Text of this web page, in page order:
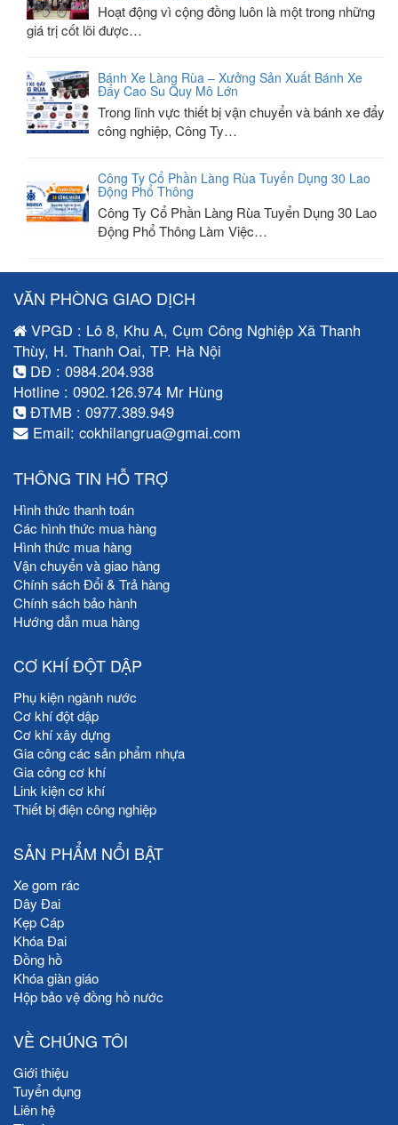
Hoạt động vì cộng đồng luôn là một trong những
giá trị cốt lõi được…
Bánh Xe Làng Rùa – Xưởng Sản Xuất Bánh Xe
Đẩy Cao Su Quy Mô Lớn
Trong lĩnh vực thiết bị vận chuyển và bánh xe đẩy
công nghiệp, Công Ty…
Công Ty Cổ Phần Làng Rùa Tuyển Dụng 30 Lao
Động Phổ Thông
Công Ty Cổ Phần Làng Rùa Tuyển Dụng 30 Lao
Động Phổ Thông Làm Việc…
VĂN PHÒNG GIAO DỊCH
VPGD : Lô 8, Khu A, Cụm Công Nghiệp Xã Thanh
Thùy, H. Thanh Oai, TP. Hà Nội
DĐ : 0984.204.938
Hotline : 0902.126.974 Mr Hùng
ĐTMB : 0977.389.949
Email: cokhilangrua@gmai.com
THÔNG TIN HỖ TRỢ
Hình thức thanh toán
Các hình thức mua hàng
Hình thức mua hàng
Vận chuyển và giao hàng
Chính sách Đổi & Trả hàng
Chính sách bảo hành
Hướng dẫn mua hàng
CƠ KHÍ ĐỘT DẬP
Phụ kiện ngành nước
Cơ khí đột dập
Cơ khí xây dựng
Gia công các sản phẩm nhựa
Gia công cơ khí
Link kiện cơ khí
Thiết bị điện công nghiệp
SẢN PHẨM NỔI BẬT
Xe gom rác
Dây Đai
Kẹp Cáp
Khóa Đai
Đồng hồ
Khóa giàn giáo
Hộp bảo vệ đồng hồ nước
VỀ CHÚNG TÔI
Giới thiệu
Tuyển dụng
Liên hệ